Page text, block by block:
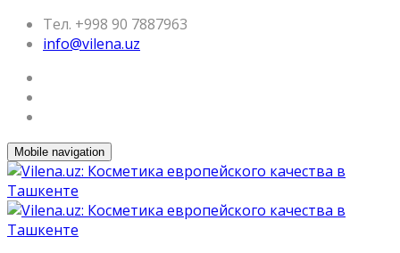
Тел. +998 90 7887963
info@vilena.uz
Mobile navigation